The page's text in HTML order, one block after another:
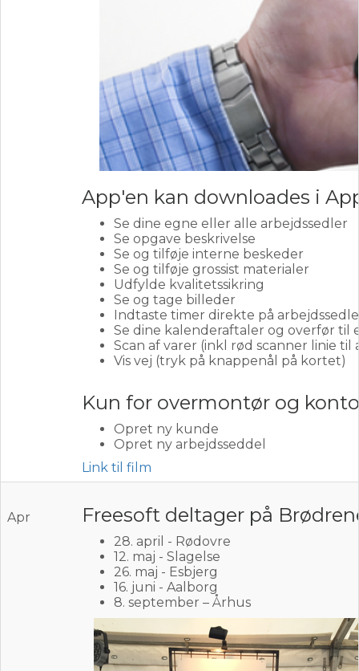
App'en kan downloades i
Se dine egne eller alle arbejdssedler
Se opgave beskrivelse
Se og tilføje interne beskeder
Se og tilføje grossist materialer
Udfylde kvalitetssikring
Se og tage billeder
Indtaste timer direkte på
Se dine kalenderaftaler og overfør til
Scan af varer (inkl rød scanner linie til
Vis vej (tryk på knappenål på kortet)
Kun for overmontør og
Opret ny kunde
Opret ny arbejdsseddel
Link til film
Apr Freesoft deltager på
28. april - Rødovre
12. maj - Slagelse
26. maj - Esbjerg
16. juni - Aalborg
8. september – Århus